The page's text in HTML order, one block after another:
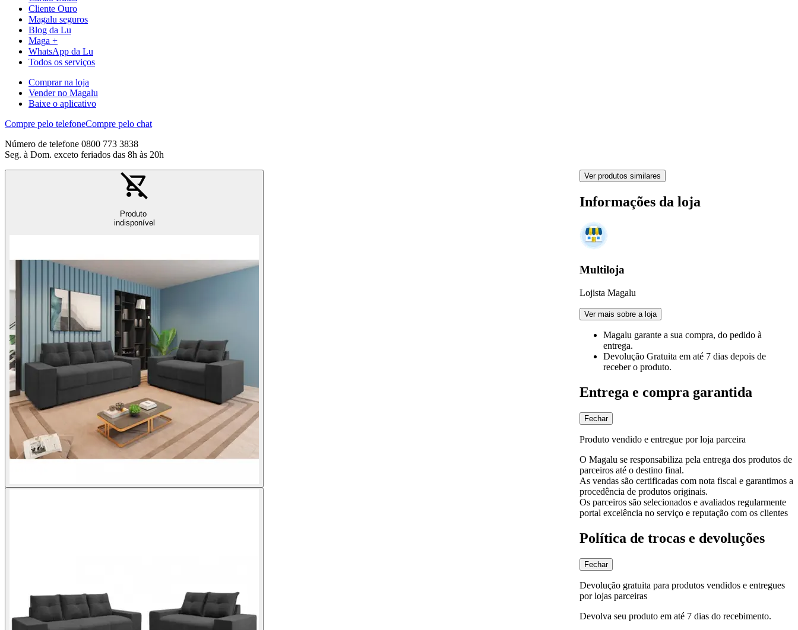
Cliente Ouro
Magalu seguros
Blog da Lu
Maga +
WhatsApp da Lu
Todos os serviços
Comprar na loja
Vender no Magalu
Baixe o aplicativo
Compre pelo telefoneCompre pelo chat
Número de telefone 0800 773 3838
Seg. à Dom. exceto feriados das 8h às 20h
Produto
indisponível
Ver produtos similares
Informações da loja
Multiloja
Lojista Magalu
Ver mais sobre a loja
Magalu garante a sua compra, do pedido à
entrega.
Devolução Gratuita em até 7 dias depois de
receber o produto.
Entrega e compra garantida
Fechar
Produto vendido e entregue por loja parceira
O Magalu se responsabiliza pela entrega dos produtos de
parceiros até o destino final.
As vendas são certificadas com nota fiscal e garantimos a
procedência de produtos originais.
Os parceiros são selecionados e avaliados regularmente
portal excelência no serviço e reputação com os clientes
Política de trocas e devoluções
Fechar
Devolução gratuita para produtos vendidos e entregues
por lojas parceiras
Devolva seu produto em até 7 dias do recebimento.